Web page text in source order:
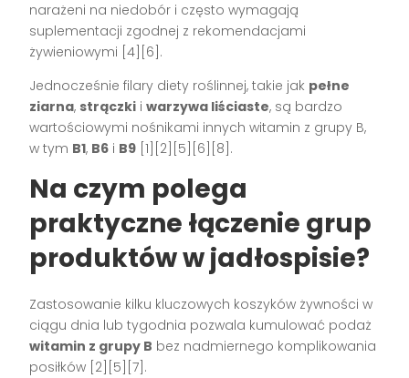
narażeni na niedobór i często wymagają
suplementacji zgodnej z rekomendacjami
żywieniowymi [4][6].
Jednocześnie filary diety roślinnej, takie jak pełne
ziarna, strączki iwarzywa liściaste, są bardzo
wartościowymi nośnikami innych witamin z grupy B,
w tym B1, B6 i B9 [1][2][5][6][8].
Na czym polega
praktyczne łączenie grup
produktów w jadłospisie?
Zastosowanie kilku kluczowych koszyków żywności w
ciągu dnia lub tygodnia pozwala kumulować podaż
witamin z grupy B bez nadmiernego komplikowania
posiłków [2][5][7].